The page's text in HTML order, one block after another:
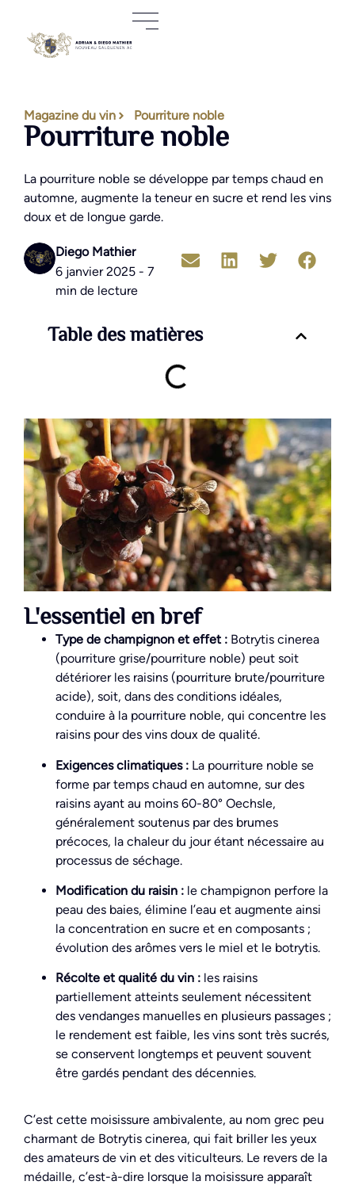
Magazine du vin Pourriture noble
Pourriture noble
La pourriture noble se développe par temps chaud en
automne, augmente la teneur en sucre et rend les vins
doux et de longue garde.
Diego Mathier
6 janvier 2025 - 7
min de lecture
Table des matières
L'essentiel en bref
Type de champignon et effet : Botrytis cinerea
(pourriture grise/pourriture noble) peut soit
détériorer les raisins (pourriture brute/pourriture
acide), soit, dans des conditions idéales,
conduire à la pourriture noble, qui concentre les
raisins pour des vins doux de qualité.
Exigences climatiques : La pourriture noble se
forme par temps chaud en automne, sur des
raisins ayant au moins 60-80° Oechsle,
généralement soutenus par des brumes
précoces, la chaleur du jour étant nécessaire au
processus de séchage.
Modification du raisin : le champignon perfore la
peau des baies, élimine l’eau et augmente ainsi
la concentration en sucre et en composants ;
évolution des arômes vers le miel et le botrytis.
Récolte et qualité du vin : les raisins
partiellement atteints seulement nécessitent
des vendanges manuelles en plusieurs passages ;
le rendement est faible, les vins sont très sucrés,
se conservent longtemps et peuvent souvent
être gardés pendant des décennies.
C’est cette moisissure ambivalente, au nom grec peu
charmant de Botrytis cinerea, qui fait briller les yeux
des amateurs de vin et des viticulteurs. Le revers de la
médaille, c’est-à-dire lorsque la moisissure apparaît